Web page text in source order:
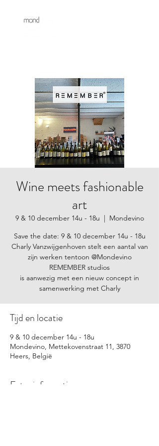
Wine meets fashionable
art
9 & 10 december 14u - 18u
  |
Mondevino
Save the date: 9 & 10 december 14u - 18u
Charly Vanzwijgenhoven stelt een aantal van
zijn werken tentoon @Mondevino
REMEMBER studios
is aanwezig met een nieuw concept in
samenwerking met Charly
Tijd en locatie
9 & 10 december 14u - 18u
Mondevino, Mettekovenstraat 11, 3870
Heers, België
Extra informatie